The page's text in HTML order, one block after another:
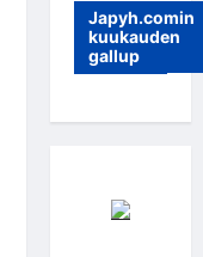
Japyh.comin
kuukauden
gallup